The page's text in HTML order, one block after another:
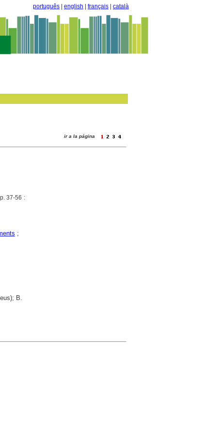
português english français català
ir a la página
37-56 :
;
B.